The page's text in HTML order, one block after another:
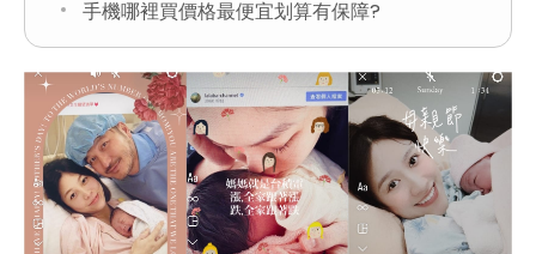
手機哪裡買價格最便宜划算有保障?